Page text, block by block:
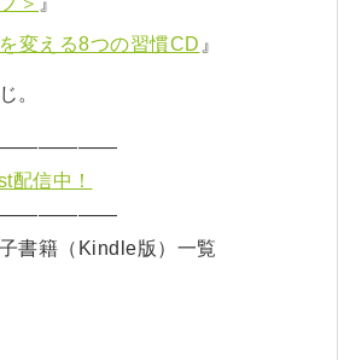
変える8つの習慣CD 』
。
配信中！
書籍（Kindle版）一覧